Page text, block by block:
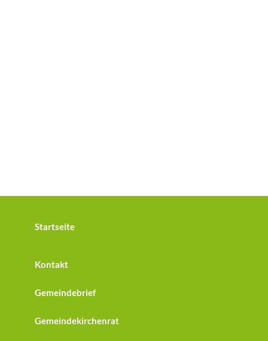
Startseite
Kontakt
Gemeindebrief
Gemeindekirchenrat